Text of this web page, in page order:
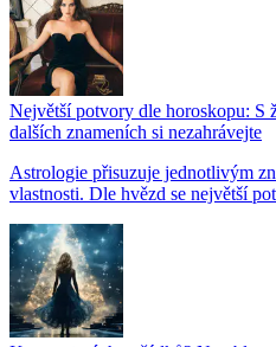
Největší potvory dle horoskopu: S
dalších znameních si nezahrávejte
Astrologie přisuzuje jednotlivým
vlastnosti. Dle hvězd se největší